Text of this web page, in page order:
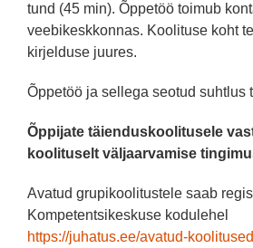
tund (45 min). Õppetöö toimub
veebikeskkonnas. Koolituse koht
kirjelduse juures.
Õppetöö ja sellega seotud suhtlus
Õppijate täienduskoolitusele
koolituselt väljaarvamise
Avatud grupikoolitustele saab
Kompetentsikeskuse kodulehel
https://juhatus.ee/avatud-